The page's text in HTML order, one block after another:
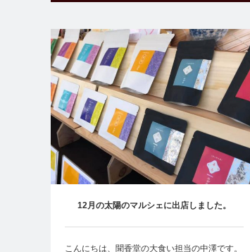
12月の太陽のマルシェに出店しました。
こんにちは、聞香堂の大食い担当の中澤です。